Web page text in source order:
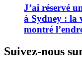
J’ai réservé
à Sydney : la
montré
Suivez-nous